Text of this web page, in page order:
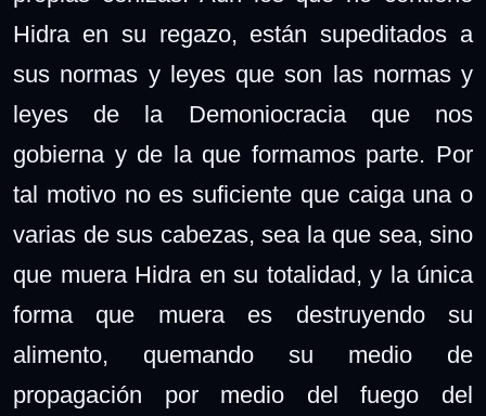
Hidra en su regazo, están supeditados a
sus normas y leyes que son las normas y
leyes de la Demoniocracia que nos
gobierna y de la que formamos parte. Por
tal motivo no es suficiente que caiga una o
varias de sus cabezas, sea la que sea, sino
que muera Hidra en su totalidad, y la única
forma que muera es destruyendo su
alimento, quemando su medio de
propagación por medio del fuego del